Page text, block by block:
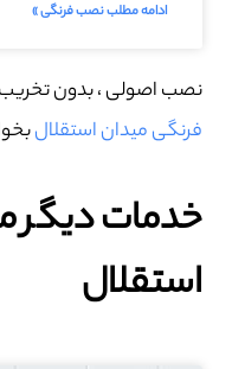
ادامه مطلب نصب فرنگی »
نصب اصولی ، بدون تخریب
فرنگی میدان استقلال
خدمات دیگر
استقلال